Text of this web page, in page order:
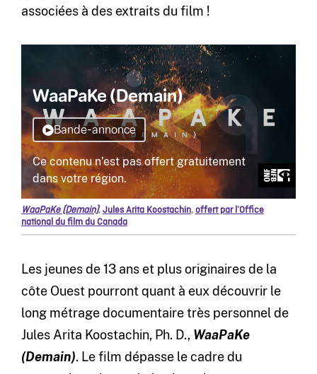
associées à des extraits du film !
WaaPaKe (Demain),Jules Arita Koostachin,offert par l’Office
national du film du Canada
Les jeunes de 13 ans et plus originaires de la
côte Ouest pourront quant à eux découvrir le
long métrage documentaire très personnel de
Jules Arita Koostachin, Ph. D., WaaPaKe
(Demain). Le film dépasse le cadre du